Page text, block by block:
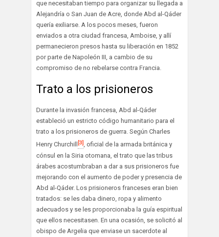
que necesitaban tiempo para organizar su llegada a
Alejandría o San Juan de Acre, donde Abd al-Qáder
quería exiliarse. A los pocos meses, fueron
enviados a otra ciudad francesa, Amboise, y allí
permanecieron presos hasta su liberación en 1852
por parte de Napoleón III, a cambio de su
compromiso de no rebelarse contra Francia.
Trato a los prisioneros
Durante la invasión francesa, Abd al-Qáder
estableció un estricto código humanitario para el
trato a los prisioneros de guerra. Según Charles
Henry Churchill
[3], oficial de la armada británica y
cónsul en la Siria otomana, el trato que las tribus
árabes acostumbraban a dar a sus prisioneros fue
mejorando con el aumento de poder y presencia de
Abd al-Qáder. Los prisioneros franceses eran bien
tratados: se les daba dinero, ropa y alimento
adecuados y se les proporcionaba la guía espiritual
que ellos necesitasen. En una ocasión, se solicitó al
obispo de Argelia que enviase un sacerdote al